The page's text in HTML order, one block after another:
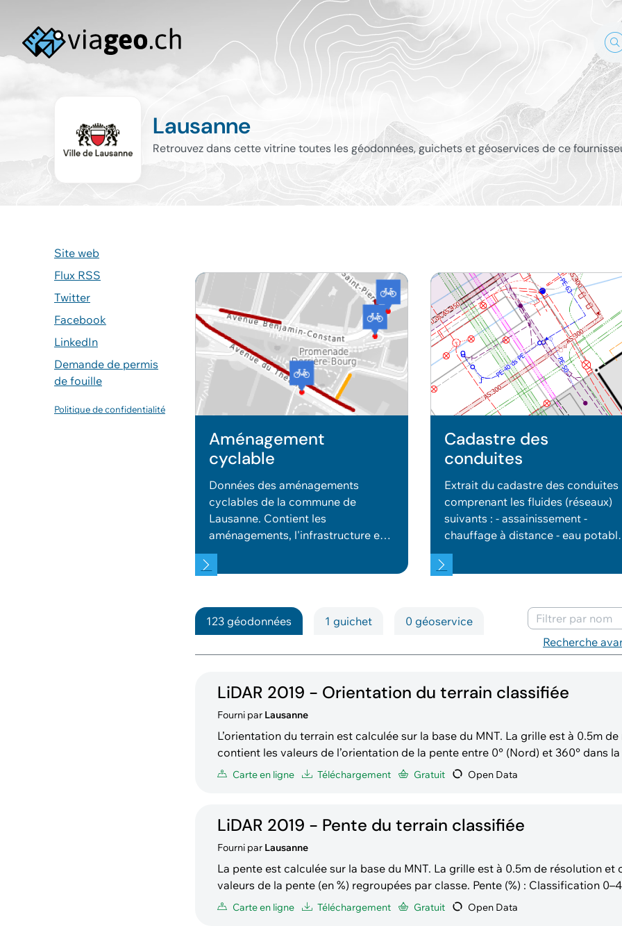
Lausanne
Retrouvez dans cette vitrine toutes les géodonnées, guichets et géoservices de ce
Site web
Flux RSS
Twitter
Facebook
LinkedIn
Demande de permis
de fouille
Politique de confidentialité
Aménagement
cyclable
Données des aménagements
cyclables de la commune de
Lausanne. Contient les
aménagements, l'infrastructure et
le stationnement pour vélos.
Cadastre des
conduites
Extrait du cadastre des conduites
comprenant les fluides (réseaux)
suivants : - assainissement -
chauffage à distance - eau
- électricité et multimédia - gaz -
multi-services - signalisation -
conduites sont figurées sur le
domaine public et partiellement sur
le domaine privé. Ces données
123 géodonnées 1 guichet 0 géoservice
Mots-clés
Recherche
LiDAR 2019 - Orientation du terrain classifiée
Fourni par Lausanne
L’orientation du terrain est calculée sur la base du MNT. La grille est à 0.5m de résolution et
contient les valeurs de l’orientation de la pente entre 0° (Nord) et 360° dans
horaire est regroupée par classe. Orientation : Classification 0–22.5°, 337.5–360° : Nord(1)
Carte en ligne Téléchargement Gratuit Open Data
LiDAR 2019 - Pente du terrain classifiée
Fourni par Lausanne
La pente est calculée sur la base du MNT. La grille est à 0.5m de résolution et
valeurs de la pente (en %) regroupées par classe. Pente (%) : Classification 0–4 : Nulle (1) 4–
8 : Faible (2) 8–16 : Douce (3) 16–30 : Modérée (4) 30–40 : Forte (5) > 40 :
Carte en ligne Téléchargement Gratuit Open Data